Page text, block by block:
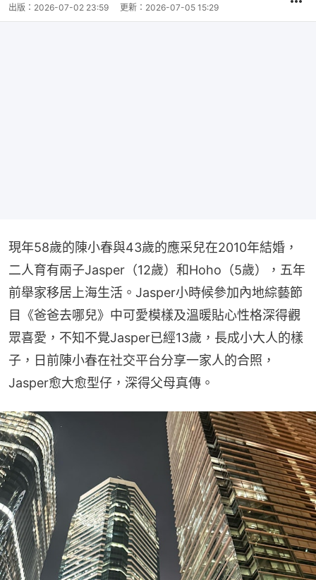
出版： 2026-07-02 23:59 更新： 2026-07-05 15:29
現年58歲的陳小春與43歲的應采兒在2010年結婚，
二人育有兩子Jasper（12歲）和Hoho（5歲），五年
前舉家移居上海生活。Jasper小時候參加內地綜藝節
目《爸爸去哪兒》中可愛模樣及溫暖貼心性格深得觀
眾喜愛，不知不覺Jasper已經13歲，長成小大人的樣
子，日前陳小春在社交平台分享一家人的合照，
Jasper愈大愈型仔，深得父母真傳。